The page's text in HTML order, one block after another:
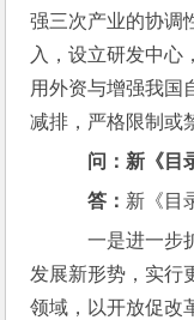
强三次产业的协调
入，设立研发中心
用外资与增强我国
减排，严格限制或
问：新《目
答： 新《目
一是进一步
发展新形势，实行
领域，以开放促改